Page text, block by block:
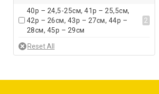
40р – 24,5-25см, 41р – 25,5см,
42р – 26см, 43р – 27см, 44р –
28см, 45р – 29см
2